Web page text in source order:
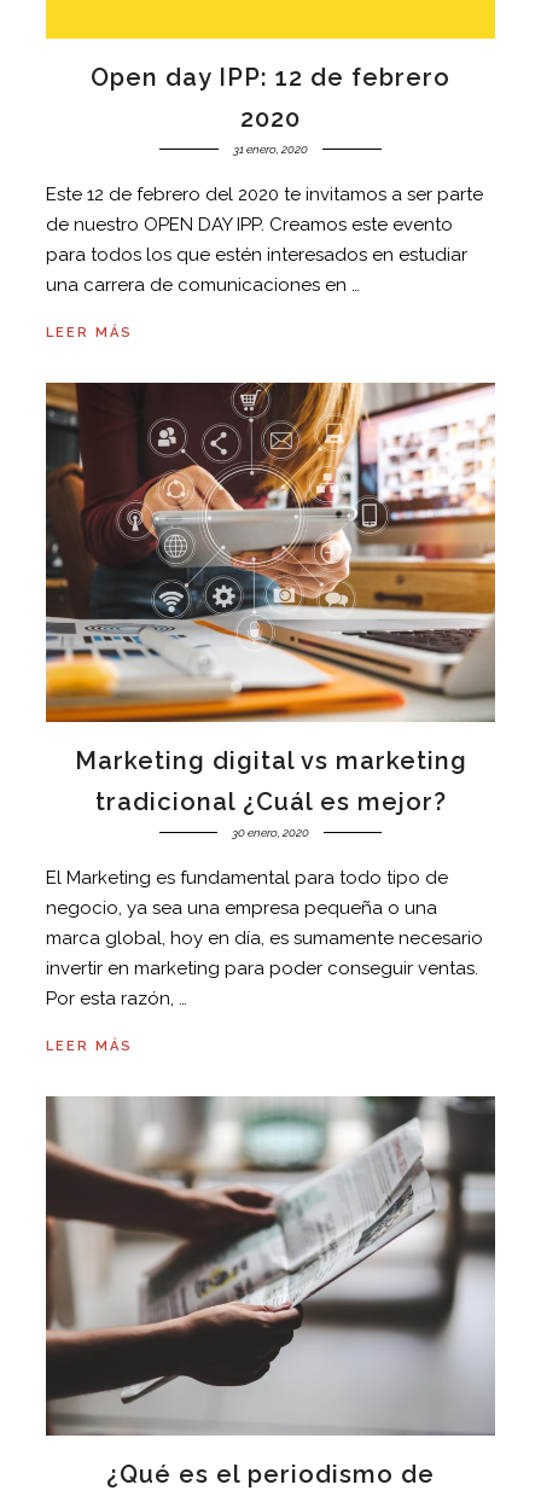
Open day IPP: 12 de febrero
2020
31 enero, 2020
Este 12 de febrero del 2020 te invitamos a ser parte
de nuestro OPEN DAY IPP. Creamos este evento
para todos los que estén interesados en estudiar
una carrera de comunicaciones en …
LEER MÁS
Marketing digital vs marketing
tradicional ¿Cuál es mejor?
30 enero, 2020
El Marketing es fundamental para todo tipo de
negocio, ya sea una empresa pequeña o una
marca global, hoy en día, es sumamente necesario
invertir en marketing para poder conseguir ventas.
Por esta razón, …
LEER MÁS
¿Qué es el periodismo de